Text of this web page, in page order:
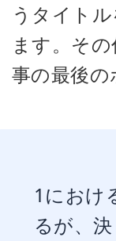
うタイト
ます。そ
事の最後の
1におけ
るが、